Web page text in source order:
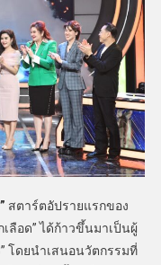
สตาร์ตอัปรายแรกของ
ลือด” ได้ก้าวขึ้นมาเป็นผู้
โดยนำเสนอนวัตกรรมที่